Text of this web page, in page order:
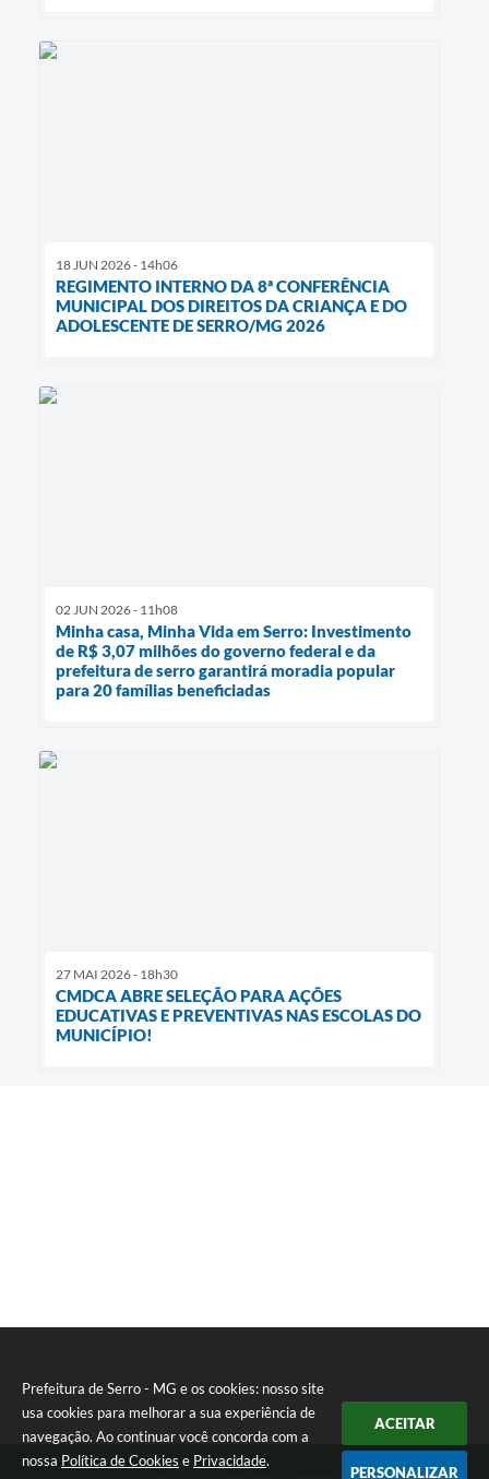
Prefeitura de Serro - MG e os cookies: nosso site
usa cookies para melhorar a sua experiência de
navegação. Ao continuar você concorda com a
nossa Política de Cookies e Privacidade.
ACEITAR
PERSONALIZAR
18 JUN 2026 - 14h06
REGIMENTO INTERNO DA 8ª CONFERÊNCIA
MUNICIPAL DOS DIREITOS DA CRIANÇA E DO
ADOLESCENTE DE SERRO/MG 2026
02 JUN 2026 - 11h08
Minha casa, Minha Vida em Serro: Investimento
de R$ 3,07 milhões do governo federal e da
prefeitura de serro garantirá moradia popular
para 20 famílias beneficiadas
27 MAI 2026 - 18h30
CMDCA ABRE SELEÇÃO PARA AÇÕES
EDUCATIVAS E PREVENTIVAS NAS ESCOLAS DO
MUNICÍPIO!